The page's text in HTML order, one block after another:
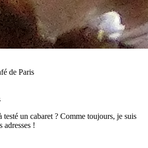
de Paris
testé un cabaret ? Comme toujours, je suis
adresses !